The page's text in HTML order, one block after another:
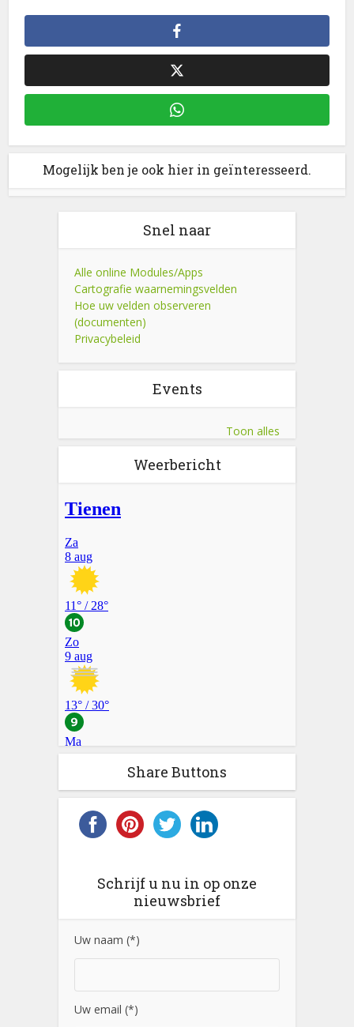
Mogelijk ben je ook hier in geïnteresseerd.
Snel naar
Alle online Modules/Apps
Cartografie waarnemingsvelden
Hoe uw velden observeren
(documenten)
Privacybeleid
Events
Toon alles
Weerbericht
Share Buttons
Schrijf u nu in op onze
nieuwsbrief
Uw naam (*)
Uw email (*)